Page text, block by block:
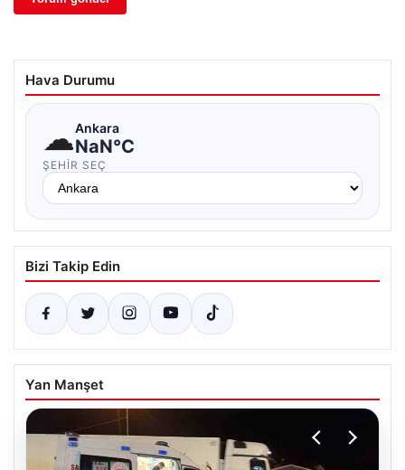
Hava Durumu
☁Ankara
NaN°C
ŞEHIR SEÇ
Bizi Takip Edin
Yan Manşet